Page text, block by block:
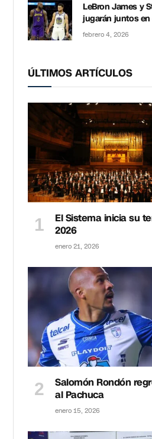
LeBron James y
jugarán juntos en
febrero 4, 2026
ÚLTIMOS ARTÍCULOS
El Sistema inicia su
2026
enero 21, 2026
Salomón Rondón
al Pachuca
enero 15, 2026